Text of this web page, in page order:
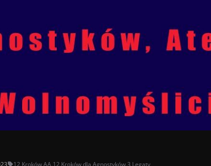
12 Kroków AA,12 Kroków dla Agnostyków,3 Legaty